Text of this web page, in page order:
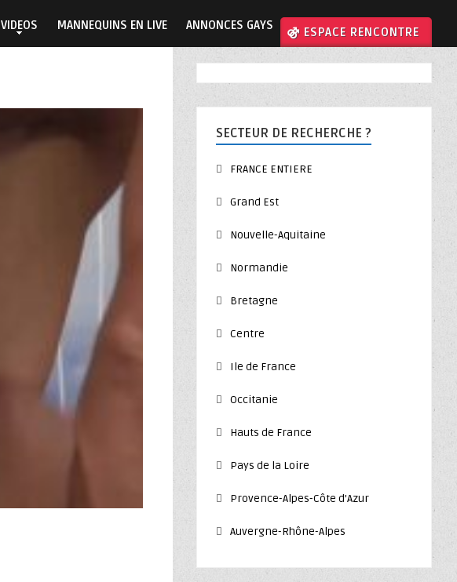
VIDEOS MANNEQUINS EN LIVE ANNONCES GAYS ⚣ ESPACE RENCONTRE
SECTEUR DE RECHERCHE ?
FRANCE ENTIERE
Grand Est
Nouvelle-Aquitaine
Normandie
Bretagne
Centre
Ile de France
Occitanie
Hauts de France
Pays de la Loire
Provence-Alpes-Côte d’Azur
Auvergne-Rhône-Alpes